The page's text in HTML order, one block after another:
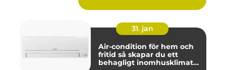
31. jan
Air-condition för hem och
fritid så skapar du ett
behagligt inomhusklimat